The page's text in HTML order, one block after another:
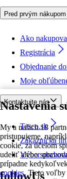
Nastavenia
My a našich 18
pristupujeme,
cookie, za účelom
udeliť alebo
prípadne
cookies. Tieto voľby
Pred prvým nákupom
Ako
Registrácia
Objednanie
Moje
Kontaktujte nás
Tesco.sk
Zákaznícka
Výber
followUs